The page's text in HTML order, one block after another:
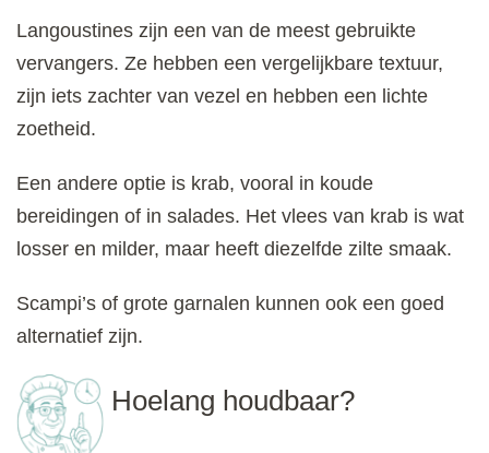
Langoustines zijn een van de meest gebruikte
vervangers. Ze hebben een vergelijkbare textuur,
zijn iets zachter van vezel en hebben een lichte
zoetheid.
Een andere optie is krab, vooral in koude
bereidingen of in salades. Het vlees van krab is wat
losser en milder, maar heeft diezelfde zilte smaak.
Scampi’s of grote garnalen kunnen ook een goed
alternatief zijn.
Hoelang houdbaar?